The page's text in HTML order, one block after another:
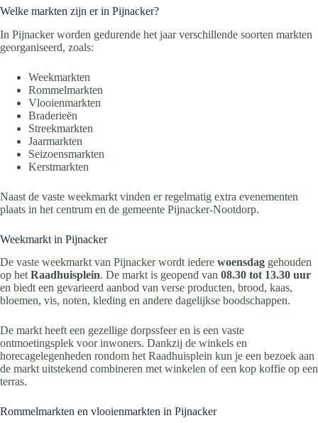
Welke markten zijn er in Pijnacker?
In Pijnacker worden gedurende het jaar verschillende soorten markten
georganiseerd, zoals:
Weekmarkten
Rommelmarkten
Vlooienmarkten
Braderieën
Streekmarkten
Jaarmarkten
Seizoensmarkten
Kerstmarkten
Naast de vaste weekmarkt vinden er regelmatig extra evenementen
plaats in het centrum en de gemeente Pijnacker-Nootdorp.
Weekmarkt in Pijnacker
De vaste weekmarkt van Pijnacker wordt iedere woensdag gehouden
op het Raadhuisplein. De markt is geopend van 08.30 tot 13.30 uur
en biedt een gevarieerd aanbod van verse producten, brood, kaas,
bloemen, vis, noten, kleding en andere dagelijkse boodschappen.
De markt heeft een gezellige dorpssfeer en is een vaste
ontmoetingsplek voor inwoners. Dankzij de winkels en
horecagelegenheden rondom het Raadhuisplein kun je een bezoek aan
de markt uitstekend combineren met winkelen of een kop koffie op een
terras.
Rommelmarkten en vlooienmarkten in Pijnacker